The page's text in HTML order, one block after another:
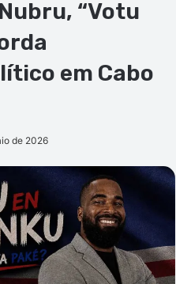
“Votu
em Cabo
de 2026